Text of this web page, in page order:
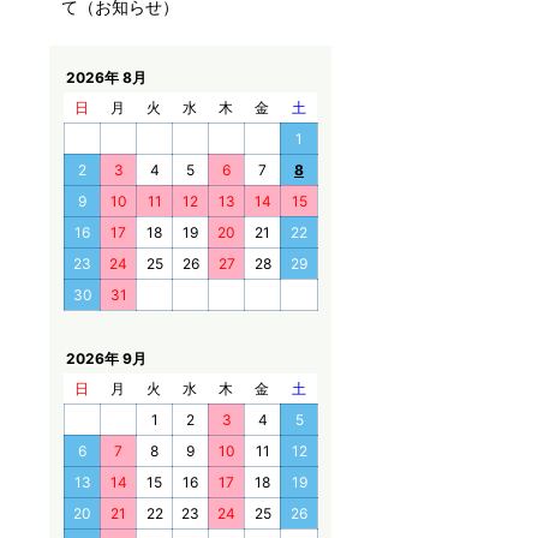
て（お知らせ）
2026年 8月
日
月 火 水 木 金
土
1
2
3 4 5 6 7
8
9
10 11 12 13 14
15
16
17 18 19 20 21
22
23
24 25 26 27 28
29
30
31
2026年 9月
日
月 火 水 木 金
土
1
2 3 4
5
6
7 8 9 10 11
12
13
14 15 16 17 18
19
20
21 22 23 24 25
26